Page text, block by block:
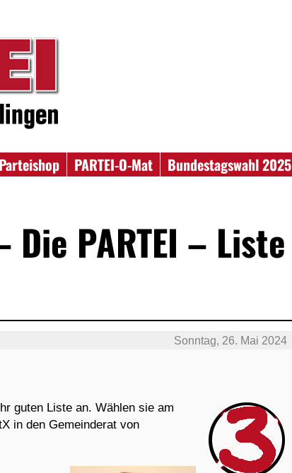
Parteishop PARTEI-O-Mat
Bundestagswahl 2025
PARTEI – Liste
Sonntag, 26. Mai 2024
guten Liste an. Wählen sie am
in den Gemeinderat von